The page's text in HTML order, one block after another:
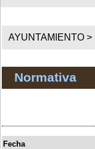
AYUNTAMIENTO >
Normativa
Fecha